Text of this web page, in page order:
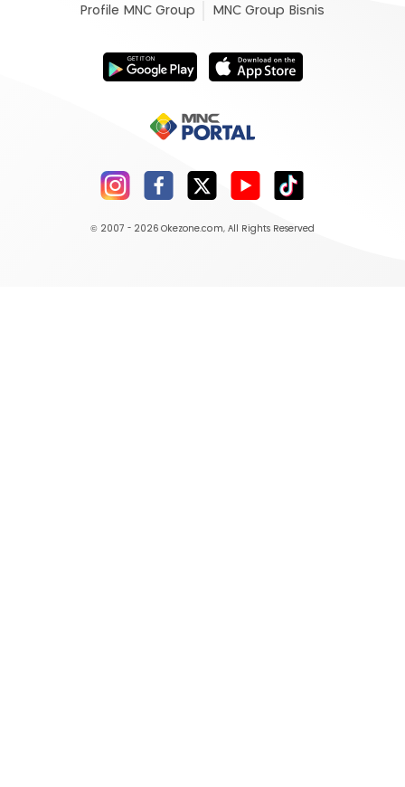
Profile MNC Group MNC Group Bisnis
© 2007 - 2026 Okezone.com, All Rights Reserved